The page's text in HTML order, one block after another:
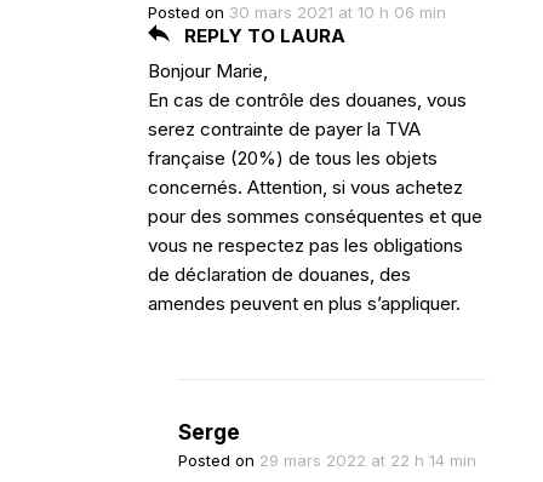
Posted on 30 mars 2021 at 10 h 06 min
REPLY TO LAURA
Bonjour Marie,
En cas de contrôle des douanes, vous
serez contrainte de payer la TVA
française (20%) de tous les objets
concernés. Attention, si vous achetez
pour des sommes conséquentes et que
vous ne respectez pas les obligations
de déclaration de douanes, des
amendes peuvent en plus s’appliquer.
Serge
Posted on 29 mars 2022 at 22 h 14 min